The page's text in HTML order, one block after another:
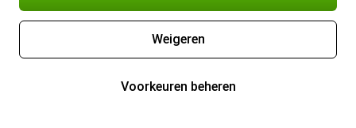
Weigeren
Voorkeuren beheren